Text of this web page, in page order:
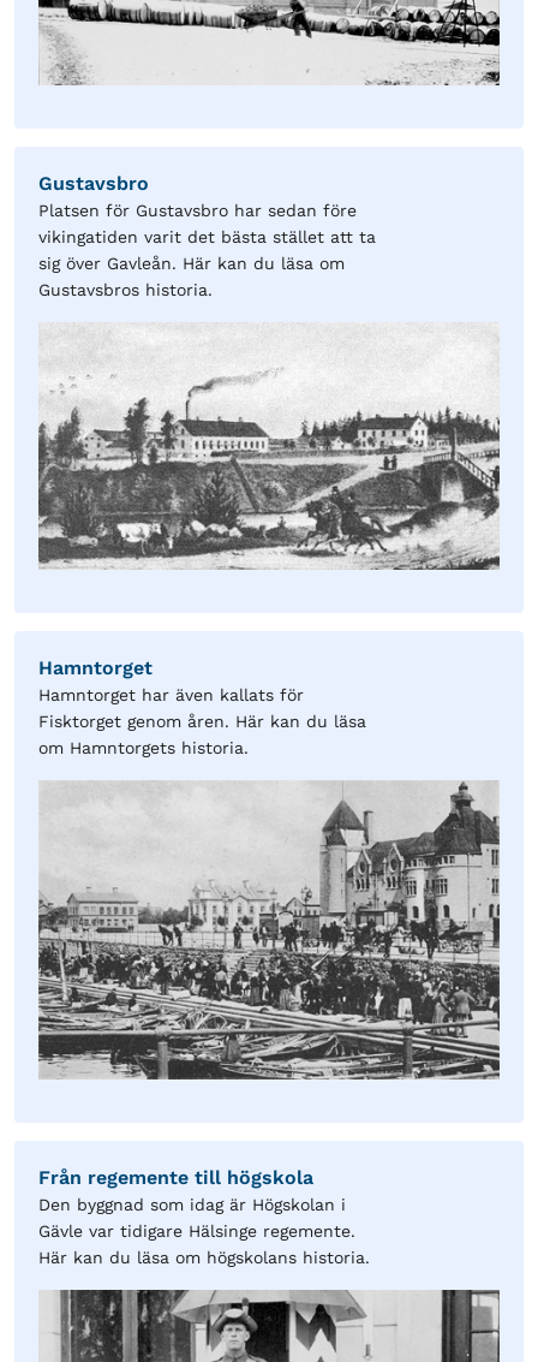
Gustavsbro
Platsen för Gustavsbro har sedan före
vikingatiden varit det bästa stället att ta
sig över Gavleån. Här kan du läsa om
Gustavsbros historia.
Hamntorget
Hamntorget har även kallats för
Fisktorget genom åren. Här kan du läsa
om Hamntorgets historia.
Från regemente till högskola
Den byggnad som idag är Högskolan i
Gävle var tidigare Hälsinge regemente.
Här kan du läsa om högskolans historia.